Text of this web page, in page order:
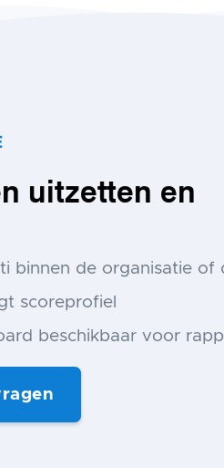
uitzetten en
binnen de organisatie of
scoreprofiel
beschikbaar voor